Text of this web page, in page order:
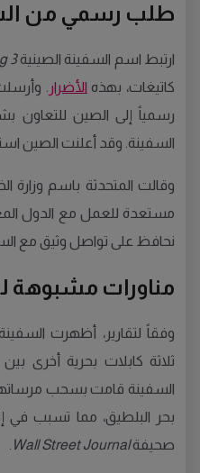
طلب رسمي من
ارتبط اسم السفينة الصينية3
كاتيغات، بهذه الأضرار
.
رسمياً إلى الصين للتعاون
السفينة. وقد أعلنت الصين
وقالت المتحدثة باسم وزارة
مستعدة للعمل مع الدول
نحافظ على تواصل وثيق مع
مناورات مشبوهة
وفقاً لتقارير، أظهرت
ثلاثة كابلات بحرية أخرى
بحر البلطيق، مما تسبب في
صحيفةWall Street Journal